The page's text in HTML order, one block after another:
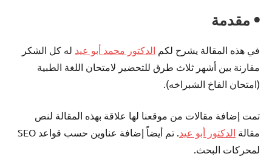
• مقدمة
في هذه المقالة يشرح لكم الدكتور محمد أبو عيد له كل الشكر
مقارنة بين أشهر ثلاث طرق للتحضير لامتحان اللغة الطبية
(امتحان الفاخ الشبراخه).
تمت إضافة مقالات من موقعنا لها علاقة بهذه المقالة لنص
مقالة الدكتور أبو عيد
. تم أيضاً إضافة عناوين حسب قواعد SEO
لمحركات البحث.